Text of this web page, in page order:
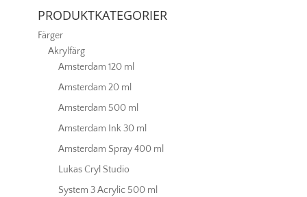
PRODUKTKATEGORIER
Färger
Akrylfärg
Amsterdam 120 ml
Amsterdam 20 ml
Amsterdam 500 ml
Amsterdam Ink 30 ml
Amsterdam Spray 400 ml
Lukas Cryl Studio
System 3 Acrylic 500 ml